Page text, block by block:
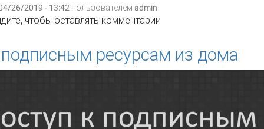
26/2019 - 13:42 пользователем admin
Лаба
, чтобы оставлять комментарии
ресурсам из дома